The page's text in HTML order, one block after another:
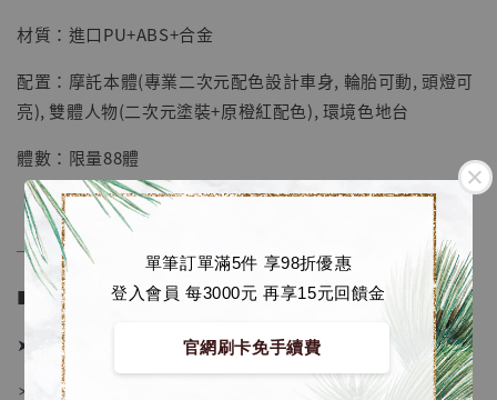
單筆訂單滿5件 享98折優惠
登入會員 每3000元 再享15元回饋金
官網刷卡免手續費
NT$ 5,580
加入購物車
材質：進口PU+ABS+合金
配置：摩託本體(專業二次元配色設計車身, 輪胎可動, 頭燈可
亮), 雙體人物(二次元塗裝+原橙紅配色), 環境色地台
體數：限量88體
──────────────
■ 販售資訊 (NT$)：
➤ 價格 10780元 (訂金5880)
＊ 國際運費另計